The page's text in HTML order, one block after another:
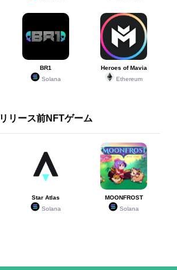
BR1
Solana
Heroes of Mavia
Ethereum
リリース前NFTゲーム
Star Atlas
Solana
MOONFROST
Solana